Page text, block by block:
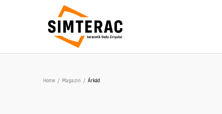
Home / Magazin / Árkád